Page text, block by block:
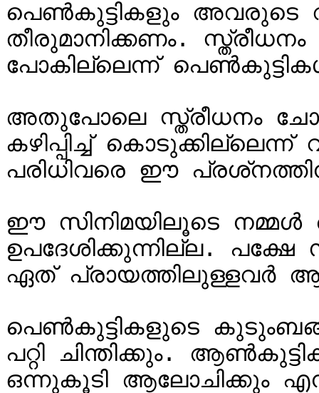
പെണ്‍കുട്ടികളും അവരുടെ
തീരുമാനിക്കണം. സ്ത്രീധനം
പോകില്ലെന്ന്
അതുപോലെ സ്ത്രീധനം
കഴിപ്പിച്ച് കൊടുക്കില്ലെന്ന്
പരിധിവരെ ഈ പ്രശ്‌നത്തിന് പരിഹാരം ഉണ്ടാകും.
ഈ സിനിമയിലൂടെ നമ്മള്‍
ഉപദേശിക്കുന്നില്ല. പക്ഷേ
ഏത് പ്രായത്തിലുള്ളവര്‍
പെണ്‍കുട്ടികളുടെ
പറ്റി ചിന്തിക്കും.
ഒന്നുകൂടി ആലോചിക്കും